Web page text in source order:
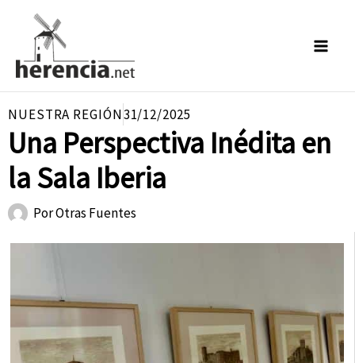
contenido
NUESTRA REGIÓN31/12/2025
Una Perspectiva Inédita en
la Sala Iberia
PorOtras Fuentes